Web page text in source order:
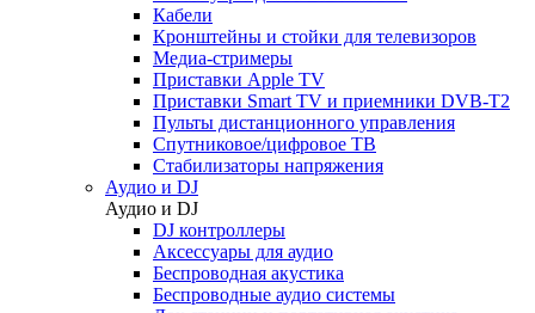
Кабели
Кронштейны и стойки для телевизоров
Медиа-стримеры
Приставки Apple TV
Приставки Smart TV и приемники DVB-T2
Пульты дистанционного управления
Спутниковое/цифровое ТВ
Стабилизаторы напряжения
Аудио и DJ
Аудио и DJ
DJ контроллеры
Аксессуары для аудио
Беспроводная акустика
Беспроводные аудио системы